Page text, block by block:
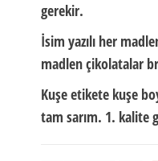
gerekir.
İsim yazılı her
madlen çikolatalar
Kuşe etikete kuşe
tam sarım. 1. kalite